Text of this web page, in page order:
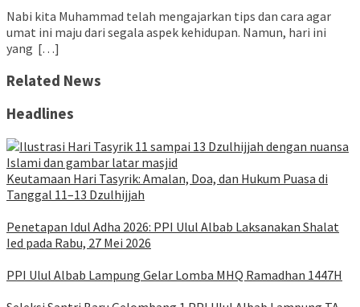
Nabi kita Muhammad telah mengajarkan tips dan cara agar
umat ini maju dari segala aspek kehidupan. Namun, hari ini
yang […]
Related News
Headlines
Keutamaan Hari Tasyrik: Amalan, Doa, dan Hukum Puasa di
Tanggal 11–13 Dzulhijjah
Penetapan Idul Adha 2026: PPI Ulul Albab Laksanakan Shalat
Ied pada Rabu, 27 Mei 2026
PPI Ulul Albab Lampung Gelar Lomba MHQ Ramadhan 1447H